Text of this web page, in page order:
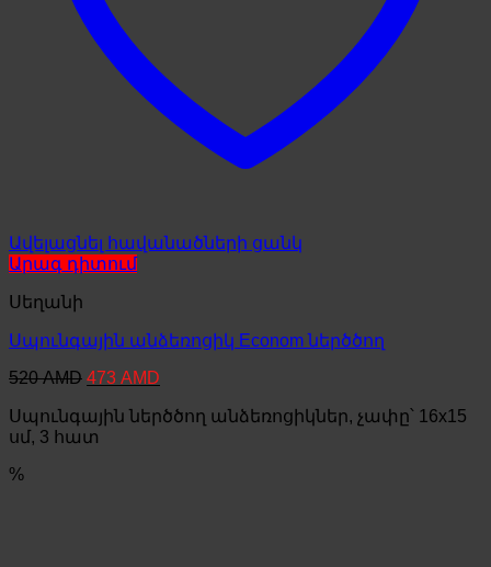
Ավելացնել հավանածների ցանկ
Արագ դիտում
Սեղանի
Սպունգային անձեռոցիկ Econom ներծծող
520AMD Original
was:
520 AMD.
473 AMD
is:
Սպունգային ներծծող անձեռոցիկներ, չափը՝ 16x15
սմ, 3 հատ
%